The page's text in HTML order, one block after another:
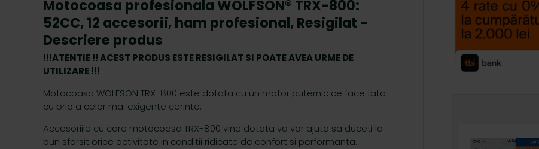
Motocoasa profesionala WOLFSON® TRX-800:
52CC, 12 accesorii, ham profesional, Resigilat -
Descriere produs
!!!ATENTIE !! ACEST PRODUS ESTE RESIGILAT SI POATE AVEA URME DE
UTILIZARE !!!
Motocoasa WOLFSON TRX-800 este dotata cu un motor puternic ce face fata
cu brio a celor mai exigente cerinte.
Accesoriile cu care motocoasa TRX-800 vine dotata va vor ajuta sa duceti la
bun sfarsit orice activitate in conditii ridicate de confort si performanta.